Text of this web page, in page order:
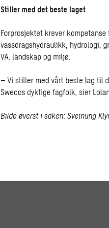
Stiller med det beste laget
Forprosjektet krever
vassdragshydraulikk, hydrologi,
VA, landskap og miljø.
– Vi stiller med vårt beste lag til
Swecos dyktige fagfolk, sier
Bilde øverst i saken: Sveinung